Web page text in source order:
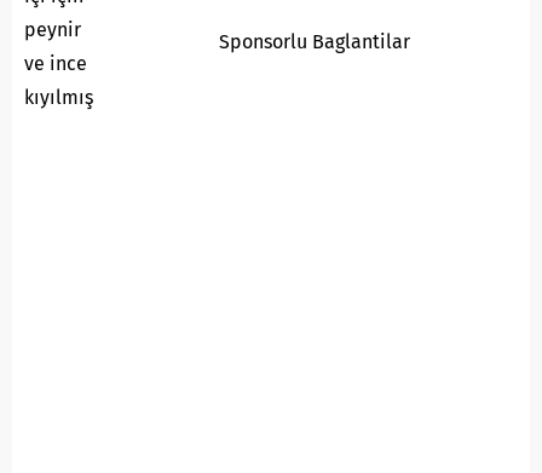
Sponsorlu Baglantilar
peynir
ve ince
kıyılmış